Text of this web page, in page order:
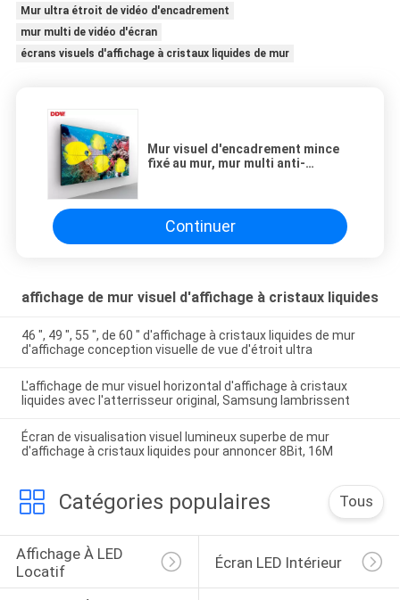
Mur ultra étroit de vidéo d'encadrement
mur multi de vidéo d'écran
écrans visuels d'affichage à cristaux liquides de mur
Mur visuel d'encadrement mince
fixé au mur, mur multi anti-
Continuer
affichage de mur visuel d'affichage à cristaux liquides
46 ″, 49 ″, 55 ″, de 60 ″ d'affichage à cristaux liquides de mur
d'affichage conception visuelle de vue d'étroit ultra
L'affichage de mur visuel horizontal d'affichage à cristaux
liquides avec l'atterrisseur original, Samsung lambrissent
Écran de visualisation visuel lumineux superbe de mur
d'affichage à cristaux liquides pour annoncer 8Bit, 16M
Catégories populaires Tous
Affichage À LED
Locatif
Écran LED Intérieur